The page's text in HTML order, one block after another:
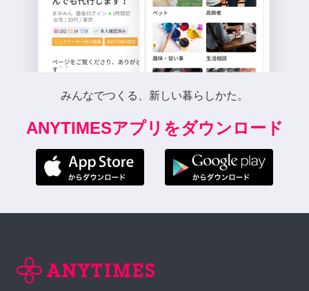
みんなでつくる、新しい暮らしかた。
ANYTIMESアプリをダウンロード